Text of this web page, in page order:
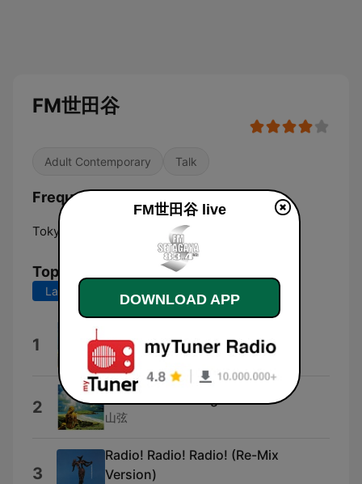
FM世田谷
Adult Contemporary Talk
Frequencies FM世田谷:
Tokyo:
Top Songs
Last 7 days
1 Go.Go.Jp
山弦
2 山弦
3
Radio! Radio! Radio! (Re-Mix
Version)
FM世田谷 live
DOWNLOAD APP